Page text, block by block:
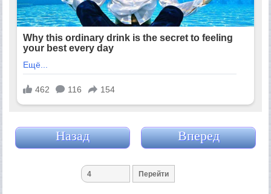
Назад Вперед